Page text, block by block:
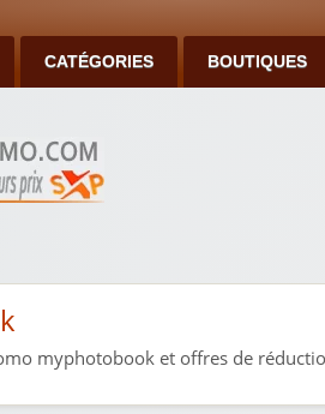
CATÉGORIES BOUTIQUES
myphotobook et offres de